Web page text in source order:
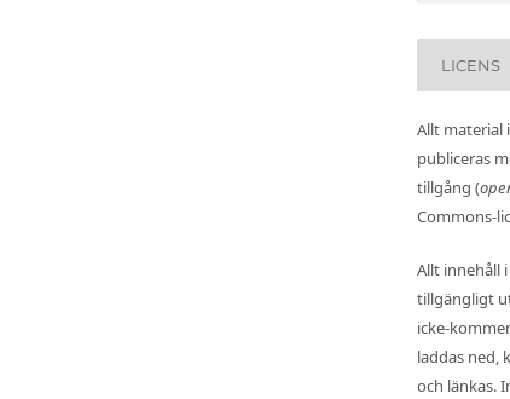
LICENS
Allt material
publiceras
tillgång (
Commons-
Allt innehåll
tillgängligt
icke-
laddas ned,
och länkas.